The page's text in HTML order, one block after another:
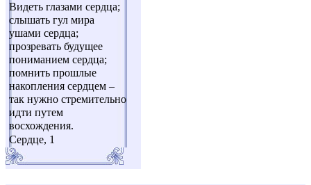
Видеть глазами сердца;
слышать гул мира
ушами сердца;
прозревать будущее
пониманием сердца;
помнить прошлые
накопления сердцем –
так нужно стремительно
идти путем
восхождения.
Сердце, 1